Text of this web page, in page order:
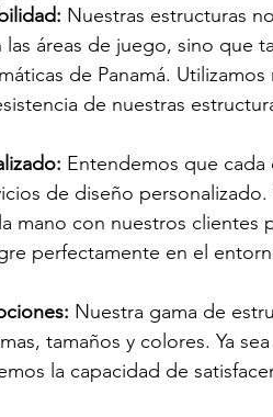
Nuestras estructuras
áreas de juego, sino que
de Panamá.
de nuestras
Entendemos que cada
de diseño
mano con nuestros clientes
perfectamente en el
Nuestra gama de
tamaños y colores. Ya
la capacidad de